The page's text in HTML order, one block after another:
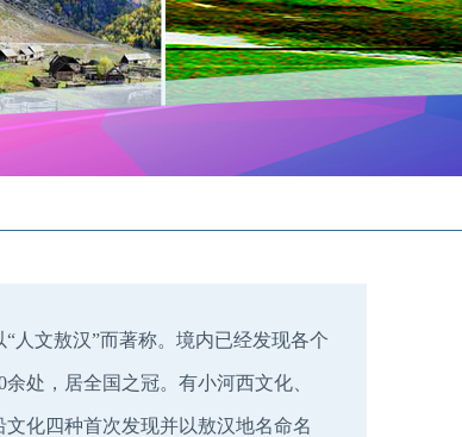
文敖汉”而著称。境内已经发现各个
处，居全国之冠。有小河西文化、
化四种首次发现并以敖汉地名命名